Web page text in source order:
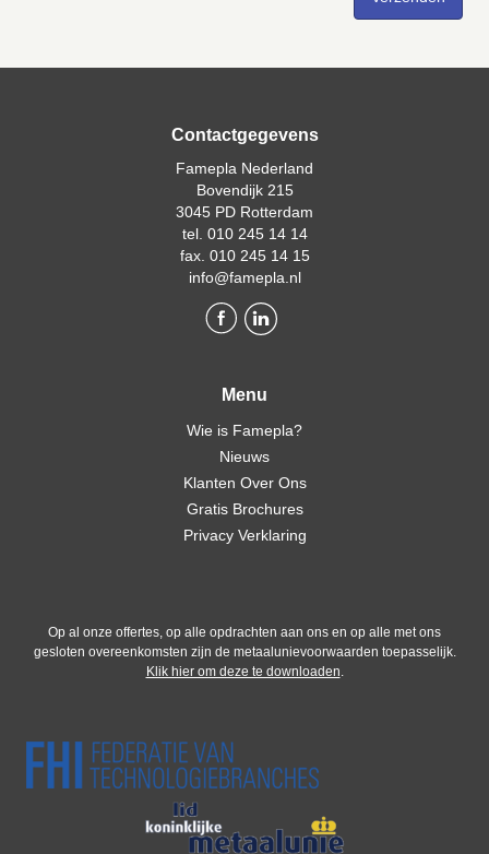
Contactgegevens
Famepla Nederland
Bovendijk 215
3045 PD Rotterdam
tel. 010 245 14 14
fax. 010 245 14 15
info@famepla.nl
Menu
Wie is Famepla?
Nieuws
Klanten Over Ons
Gratis Brochures
Privacy Verklaring
Op al onze offertes, op alle opdrachten aan ons en op alle met ons
gesloten overeenkomsten zijn de metaalunievoorwaarden toepasselijk.
Klik hier om deze te downloaden.